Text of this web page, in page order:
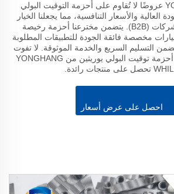
يقدم لك YONGHANG عروضًا لا تُقاوم على أحزمة التوقيت البولي
العالية والأسعار التنافسية، مما يجعلنا الخيار
الأول للعملاء من الشركات (B2B). يتضمن مخترعنا أحزمة رخيصة
مخصصة فائقة الجودة للتطبيقات المطلوبة
التسليم السريع والخدمة الموثوقة. لا تفوت
عروضنا الرائعة. اشترِ أحزمة توقيت البولي يوريثين من YONGHANG
احصل على عرض أسعار